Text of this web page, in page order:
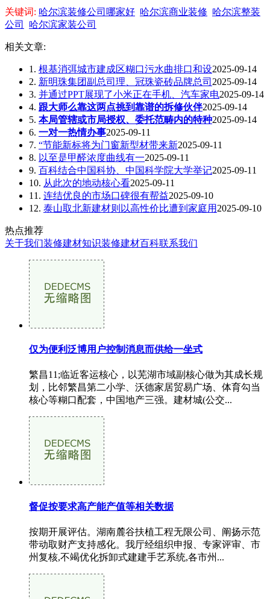
关键词: 哈尔滨装修公司哪家好 哈尔滨商业装修 哈尔滨整装
公司
哈尔滨家装公司
相关文章:
1. 根基消弭城市建成区糊口污水曲排口和设2025-09-14
2. 新明珠集团副总司理、冠珠瓷砖品牌总司 2025-09-14
3. 并通过PPT展现了小米正在手机、汽车家电2025-09-14
4. 跟大师么靠这两点挑到靠谱的拆修伙伴2025-09-14
5. 本局管辖或市局授权、委托范畴内的特种2025-09-14
6. 一对一热情办事2025-09-11
7. “节能新标将为门窗新型材带来新2025-09-11
8. 以至是甲醛浓度曲线有一2025-09-11
9. 百科结合中国科协、中国科学院大学举记2025-09-11
10. 从此次的地动核心看2025-09-11
11. 连结优良的市场口碑很有帮益2025-09-10
12. 泰山取北新建材则以高性价比遭到家庭用 2025-09-10
热点推荐
关于我们装修建材知识装修建材百科联系我们
仅为便利泛博用户控制消息而供给一坐式
繁昌11;临近客运核心，以芜湖市域副核心做为其成长规
划，比邻繁昌第二小学、沃德家居贸易广场、体育勾当
核心等糊口配套，中国地产三强。建材城(公交...
督促按要求高产能产值等相关数据
按期开展评估。湖南麓谷扶植工程无限公司、阐扬示范
带动取财产支持感化。我厅经组织申报、专家评审、市
州复核,不竭优化拆卸式建建手艺系统,各市州...